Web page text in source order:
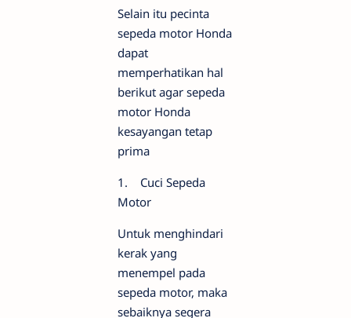
Selain itu pecinta
sepeda motor Honda
dapat
memperhatikan hal
berikut agar sepeda
motor Honda
kesayangan tetap
prima
1. Cuci Sepeda
Motor
Untuk menghindari
kerak yang
menempel pada
sepeda motor, maka
sebaiknya segera